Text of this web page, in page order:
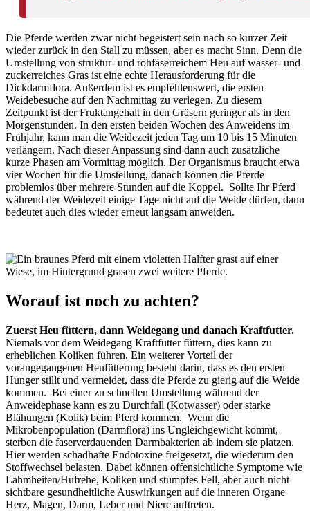
Die Pferde werden zwar nicht begeistert sein nach so kurzer Zeit
wieder zurück in den Stall zu müssen, aber es macht Sinn. Denn die
Umstellung von struktur- und rohfaserreichem Heu auf wasser- und
zuckerreiches Gras ist eine echte Herausforderung für die
Dickdarmflora. Außerdem ist es empfehlenswert, die ersten
Weidebesuche auf den Nachmittag zu verlegen. Zu diesem
Zeitpunkt ist der Fruktangehalt in den Gräsern geringer als in den
Morgenstunden. In den ersten beiden Wochen des Anweidens im
Frühjahr, kann man die Weidezeit jeden Tag um 10 bis 15 Minuten
verlängern. Nach dieser Anpassung sind dann auch zusätzliche
kurze Phasen am Vormittag möglich. Der Organismus braucht etwa
vier Wochen für die Umstellung, danach können die Pferde
problemlos über mehrere Stunden auf die Koppel. Sollte Ihr Pferd
während der Weidezeit einige Tage nicht auf die Weide dürfen, dann
bedeutet auch dies wieder erneut langsam anweiden.
Worauf ist noch zu achten?
Zuerst Heu füttern, dann Weidegang und danach Kraftfutter.
Niemals vor dem Weidegang Kraftfutter füttern, dies kann zu
erheblichen Koliken führen. Ein weiterer Vorteil der
vorangegangenen Heufütterung besteht darin, dass es den ersten
Hunger stillt und vermeidet, dass die Pferde zu gierig auf die Weide
kommen. Bei einer zu schnellen Umstellung während der
Anweidephase kann es zu Durchfall (Kotwasser) oder starke
Blähungen (Kolik) beim Pferd kommen. Wenn die
Mikrobenpopulation (Darmflora) ins Ungleichgewicht kommt,
sterben die faserverdauenden Darmbakterien ab indem sie platzen.
Hier werden schadhafte Endotoxine freigesetzt, die wiederum den
Stoffwechsel belasten. Dabei können offensichtliche Symptome wie
Lahmheiten/Hufrehe, Koliken und stumpfes Fell, aber auch nicht
sichtbare gesundheitliche Auswirkungen auf die inneren Organe
Herz, Magen, Darm, Leber und Niere auftreten.